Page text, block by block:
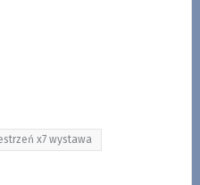
x7 wystawa